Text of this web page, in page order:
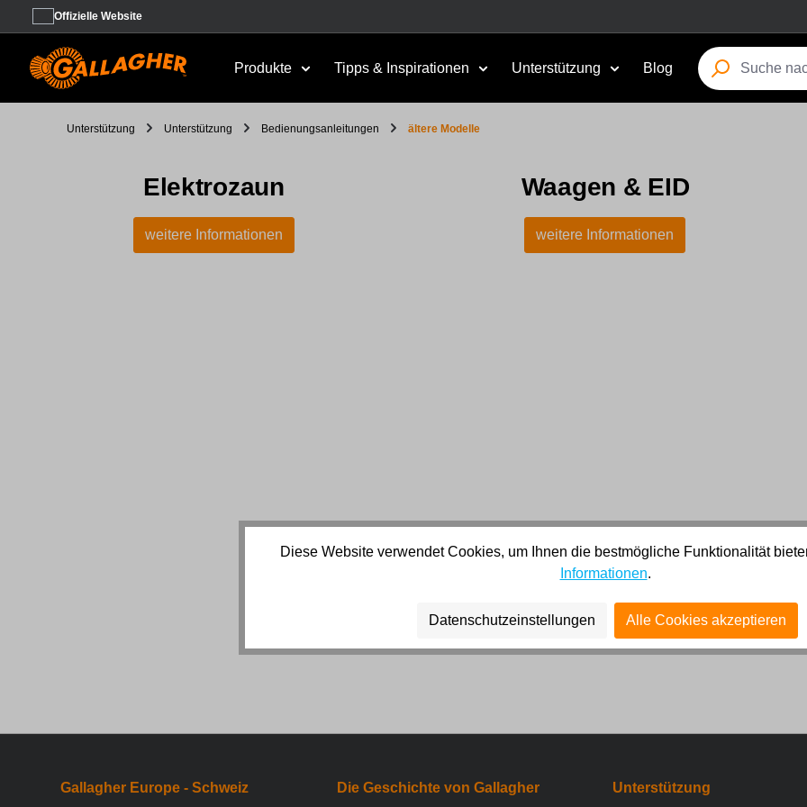
Offizielle Website
Produkte Tipps & Inspirationen Unterstützung Blog
Unterstützung Unterstützung Bedienungsanleitungen ältere Modelle
Elektrozaun
weitere Informationen
Waagen & EID
weitere Informationen
Gallagher Europe - Schweiz Die Geschichte von Gallagher Unterstützung
Diese Website verwendet Cookies, um Ihnen die bestmögliche Funktionalität
Informationen.
Datenschutzeinstellungen Alle Cookies akzeptieren